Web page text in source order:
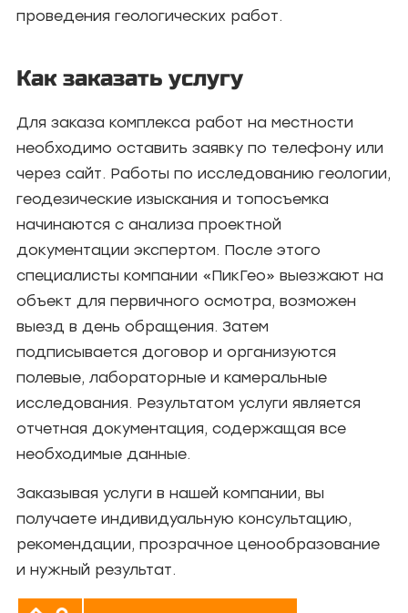
проведения геологических работ.
Как заказать услугу
Для заказа комплекса работ на местности
необходимо оставить заявку по телефону или
через сайт. Работы по исследованию геологии,
геодезические изыскания и топосъемка
начинаются с анализа проектной
документации экспертом. После этого
специалисты компании «ПикГео» выезжают на
объект для первичного осмотра, возможен
выезд в день обращения. Затем
подписывается договор и организуются
полевые, лабораторные и камеральные
исследования. Результатом услуги является
отчетная документация, содержащая все
необходимые данные.
Заказывая услуги в нашей компании, вы
получаете индивидуальную консультацию,
рекомендации, прозрачное ценообразование
и нужный результат.